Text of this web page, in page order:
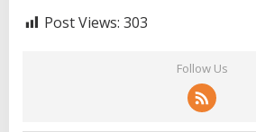
Post Views: 303
Follow Us